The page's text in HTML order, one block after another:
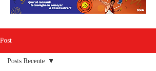
Post
Posts Recente